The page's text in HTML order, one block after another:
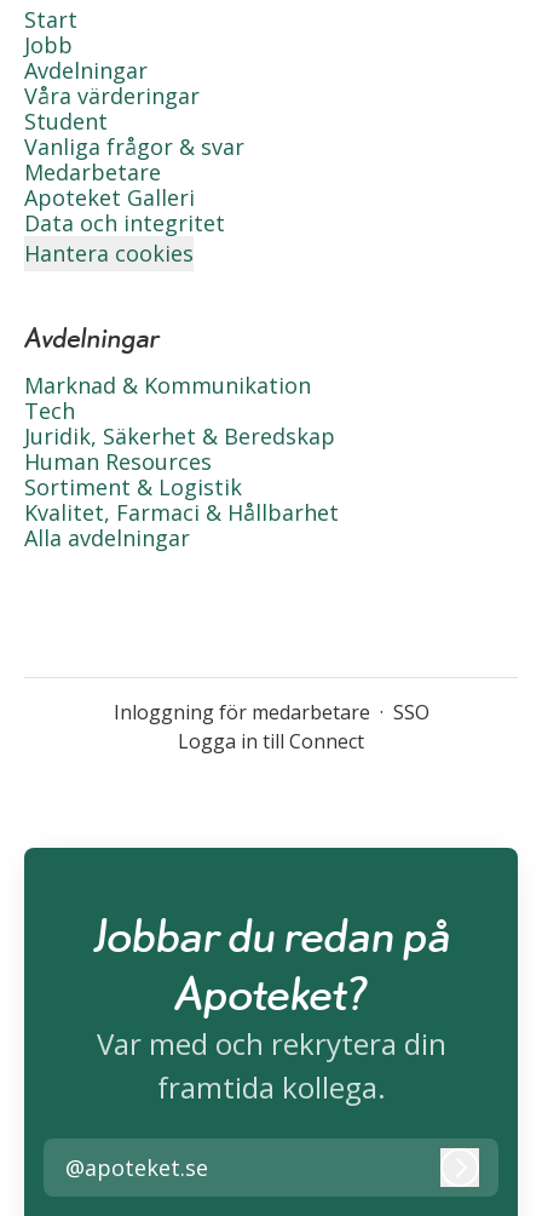
Start
Jobb
Avdelningar
Våra värderingar
Student
Vanliga frågor & svar
Medarbetare
Apoteket Galleri
Data och integritet
Hantera cookies
Avdelningar
Marknad & Kommunikation
Tech
Juridik, Säkerhet & Beredskap
Human Resources
Sortiment & Logistik
Kvalitet, Farmaci & Hållbarhet
Alla avdelningar
Inloggning för medarbetare · SSO
Logga in till Connect
Jobbar du redan på
Apoteket?
Var med och rekrytera din
framtida kollega.
@apoteket.se